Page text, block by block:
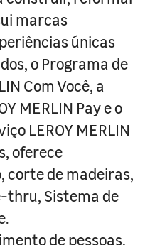
marcas
únicas
o Programa de
Com Você, a
MERLIN Pay e o
LEROY MERLIN
oferece
corte de madeiras,
thru, Sistema de
de pessoas,